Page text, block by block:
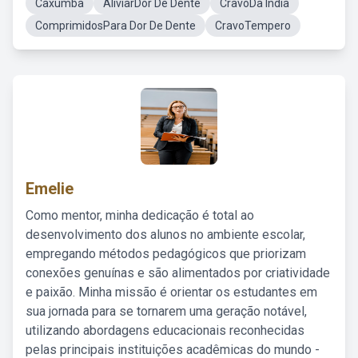
Caxumba AliviarDor De Dente
CravoDa India
ComprimidosPara Dor De Dente
CravoTempero
Emelie
Como mentor, minha dedicação é total ao
desenvolvimento dos alunos no ambiente escolar,
empregando métodos pedagógicos que priorizam
conexões genuínas e são alimentados por criatividade
e paixão. Minha missão é orientar os estudantes em
sua jornada para se tornarem uma geração notável,
utilizando abordagens educacionais reconhecidas
pelas principais instituições acadêmicas do mundo -